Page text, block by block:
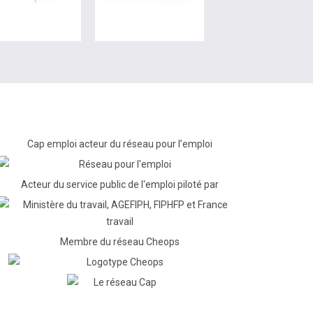
Cap emploi acteur du réseau pour l’emploi
Acteur du service public de l'emploi piloté par
Membre du réseau Cheops